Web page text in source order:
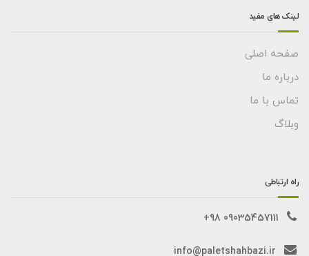
لینک های مفید
صفحه اصلی
درباره ما
تماس با ما
وبلاگ
راه ارتباطی
09035457111 98+
info@paletshahbazi.ir